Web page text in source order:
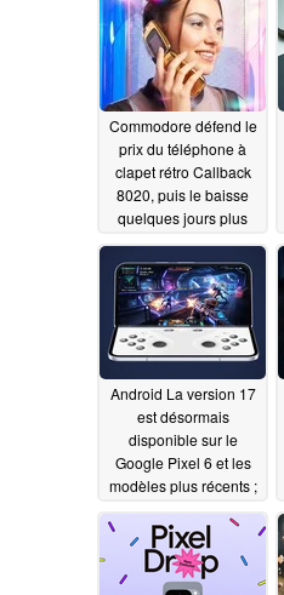
Commodore défend le
prix du téléphone à
clapet rétro Callback
8020, puis le baisse
quelques jours plus
06/26/2026
Android La version 17
est désormais
disponible sur le
Google Pixel 6 et les
modèles plus récents ;
également un mode
jeu pour les appareils
pliables06/17/2026